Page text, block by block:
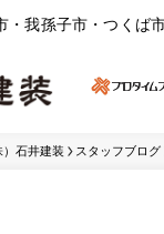
・我孫⼦市・つくば
石井建装 スタッフブログ